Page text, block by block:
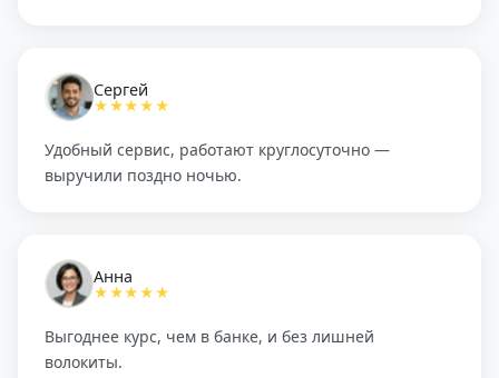
Сергей
★★★★★
Удобный сервис, работают круглосуточно —
выручили поздно ночью.
Анна
★★★★★
Выгоднее курс, чем в банке, и без лишней
волокиты.